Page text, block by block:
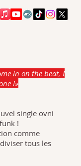
in on the beat, I
!»
single ovni
!
comme
tous les